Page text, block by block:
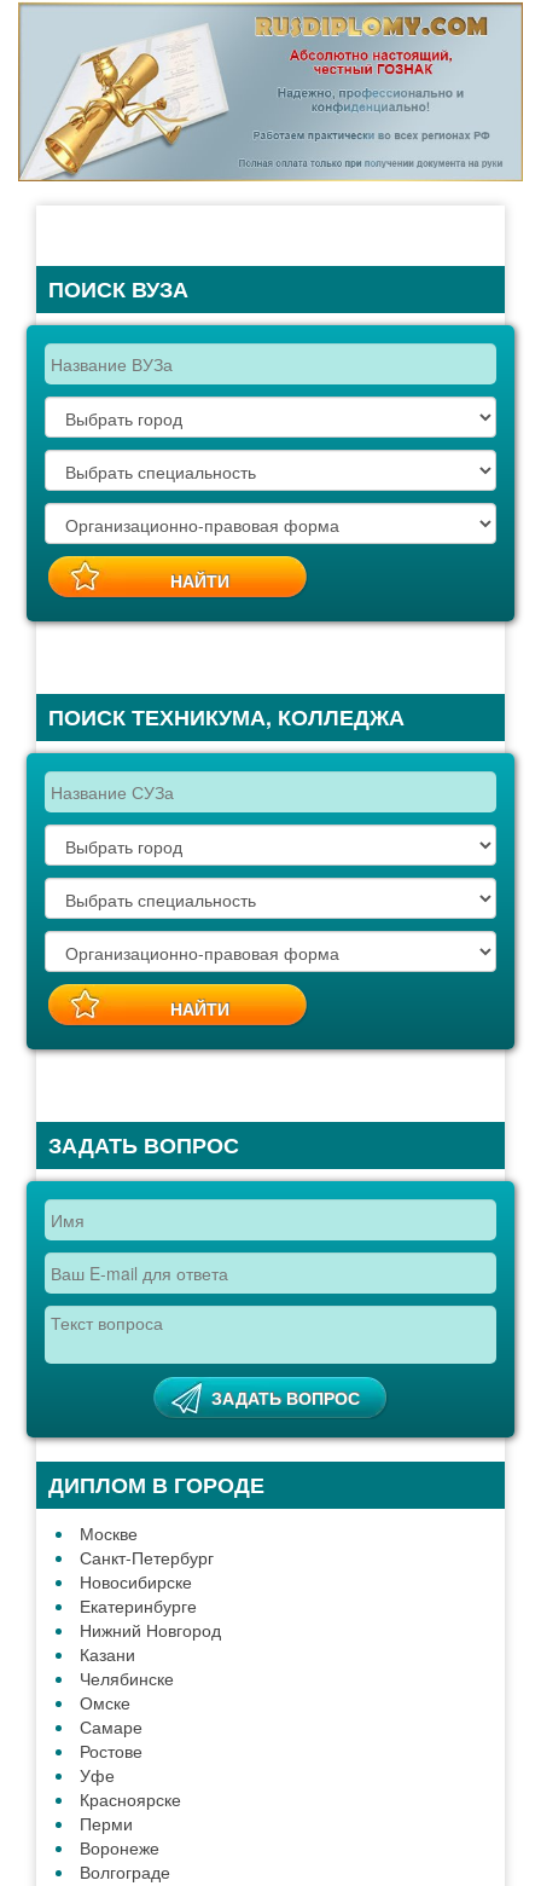
ПОИСК ВУЗА
ПОИСК ТЕХНИКУМА, КОЛЛЕДЖА
ЗАДАТЬ ВОПРОС
ДИПЛОМ В ГОРОДЕ
Москве
Санкт-Петербург
Новосибирске
Екатеринбурге
Нижний Новгород
Казани
Челябинске
Омске
Самаре
Ростове
Уфе
Красноярске
Перми
Воронеже
Волгограде